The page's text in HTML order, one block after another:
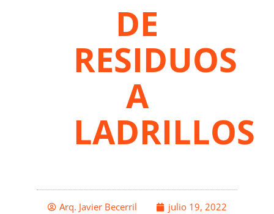
DE
RESIDUOS
A
LADRILLOS
Arq. Javier Becerril
julio 19, 2022